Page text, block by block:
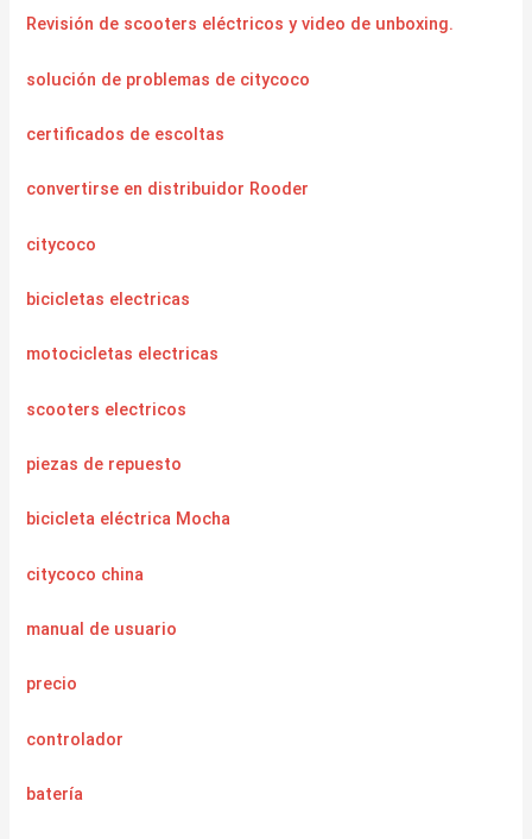
Revisión de scooters eléctricos y video de unboxing.
solución de problemas de citycoco
certificados de escoltas
convertirse en distribuidor Rooder
citycoco
bicicletas electricas
motocicletas electricas
scooters electricos
piezas de repuesto
bicicleta eléctrica Mocha
citycoco china
manual de usuario
precio
controlador
batería